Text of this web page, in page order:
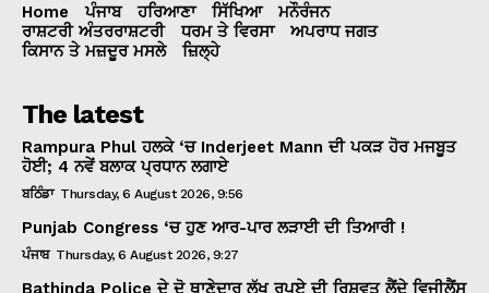
Home ਪੰਜਾਬ ਹਰਿਆਣਾ ਸਿੱਖਿਆ
ਮਨੌਰੰਜਨ
ਰਾਸ਼ਟਰੀ ਅੰਤਰਰਾਸ਼ਟਰੀ
ਧਰਮ ਤੇ ਵਿਰਸਾ
ਅਪਰਾਧ ਜਗਤ
ਕਿਸਾਨ ਤੇ ਮਜ਼ਦੂਰ ਮਸਲੇ
ਜ਼ਿਲ੍ਹੇ
The latest
Rampura Phul ਹਲਕੇ ‘ਚ Inderjeet Mann ਦੀ ਪਕੜ ਹੋਰ ਮਜਬੂਤ
ਹੋਈ; 4 ਨਵੇਂ ਬਲਾਕ ਪ੍ਰਧਾਨ ਲਗਾਏ
ਬਠਿੰਡਾ Thursday, 6 August 2026, 9:56
Punjab Congress ‘ਚ ਹੁਣ ਆਰ-ਪਾਰ ਲੜਾਈ ਦੀ ਤਿਆਰੀ !
ਪੰਜਾਬ Thursday, 6 August 2026, 9:27
Bathinda Police ਦੇ ਦੋ ਥਾਣੇਦਾਰ ਲੱਖ ਰੁਪਏ ਦੀ ਰਿਸ਼ਵਤ ਲੈਂਦੇ ਵਿਜੀਲੈਂਸ